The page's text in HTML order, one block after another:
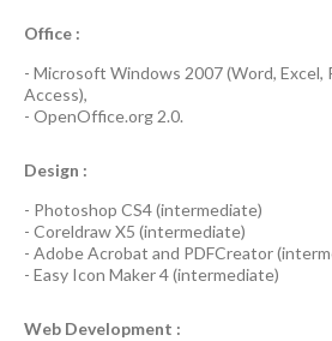
Office :
- Microsoft Windows 2007(Word, Excel,
Access),
- OpenOffice.org 2.0.
Design :
- Photoshop CS4(intermediate)
- Coreldraw X5 (intermediate)
- Adobe Acrobat and PDFCreator(
- Easy Icon Maker 4(intermediate)
Web Development :